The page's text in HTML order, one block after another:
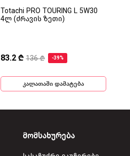
Totachi PRO TOURING L 5W30
4ლ (ძრავის ზეთი)
83.2 ₾ 136 ₾ -39%
კალათაში დამატება
მომსახურება